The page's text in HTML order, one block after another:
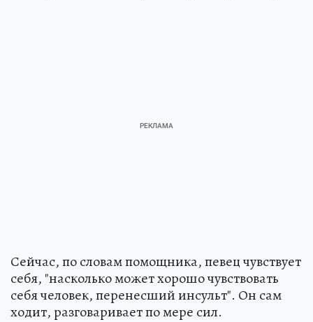
Сейчас, по словам помощника, певец чувствует
себя, "насколько может хорошо чувствовать
себя человек, перенесший инсульт". Он сам
ходит, разговаривает по мере сил.